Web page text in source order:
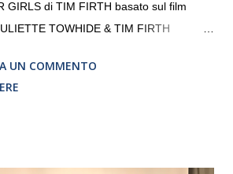
GIRLS di TIM FIRTH basato sul film
TOWHIDE & TIM FIRTH
UN COMMENTO